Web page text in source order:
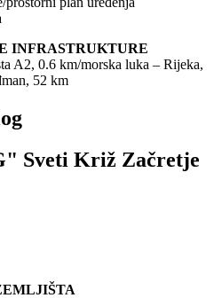
INFRASTRUKTURE
A2, 0.6 km/morska luka – Rijeka,
52 km
Sveti Križ Začretje